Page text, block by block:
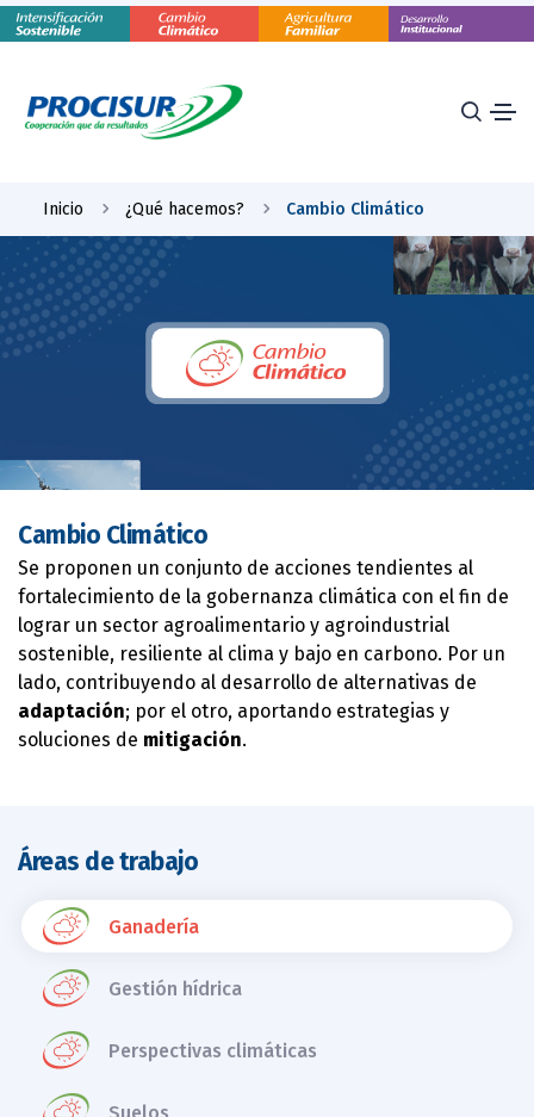
Inicio ¿Qué hacemos? Cambio Climático
Cambio Climático
Se proponen un conjunto de acciones tendientes al
fortalecimiento de la gobernanza climática con el fin de
lograr un sector agroalimentario y agroindustrial
sostenible, resiliente al clima y bajo en carbono. Por un
lado, contribuyendo al desarrollo de alternativas de
adaptación; por el otro, aportando estrategias y
soluciones de mitigación.
Áreas de trabajo
Ganadería
Gestión hídrica
Perspectivas climáticas